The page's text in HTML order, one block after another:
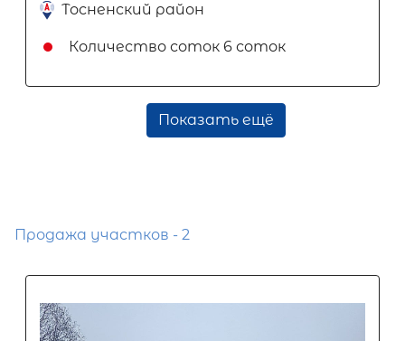
Тосненский район
Количество соток 6 соток
Показать ещё
Продажа участков - 2